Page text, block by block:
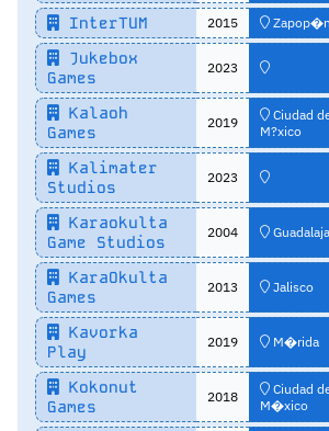
InterTUM 2015 Zapop�n
Jukebox
Games
2023
Kalaoh
Games
2019
Ciudad
M?xico
Kalimater
Studios
2023
Karaokulta
Game Studios
2004
KaraOkulta
Games
2013 Jalisco
Kavorka
Play
2019 M�rida
Kokonut
Games
2018
Ciudad
M�xico